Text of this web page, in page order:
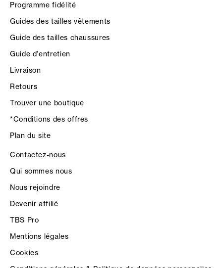
Programme fidélité
Guides des tailles vêtements
Guide des tailles chaussures
Guide d'entretien
Livraison
Retours
Trouver une boutique
*Conditions des offres
Plan du site
Contactez-nous
Qui sommes nous
Nous rejoindre
Devenir affilié
TBS Pro
Mentions légales
Cookies